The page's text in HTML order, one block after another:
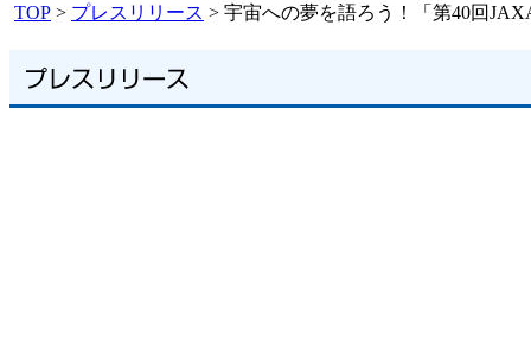
TOP > プレスリリース > 宇宙への夢を語ろう！「第40回